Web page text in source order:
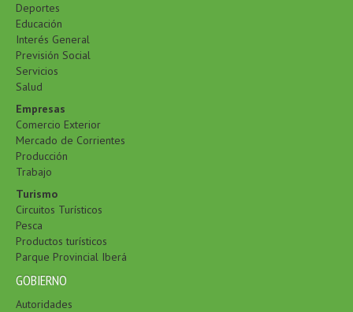
Deportes
Educación
Interés General
Previsión Social
Servicios
Salud
Empresas
Comercio Exterior
Mercado de Corrientes
Producción
Trabajo
Turismo
Circuitos Turísticos
Pesca
Productos turísticos
Parque Provincial Iberá
GOBIERNO
Autoridades